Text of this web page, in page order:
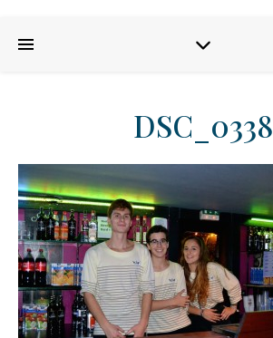
DSC_0338